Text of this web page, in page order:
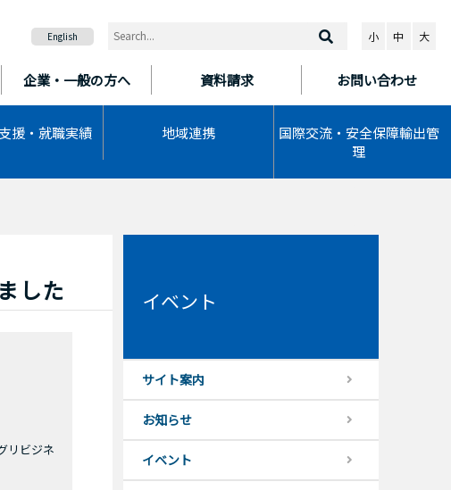
企業・一般の方へ 資料請求 お問い合わせ
援・ 就職実績 地域連携
国際交流・安全保障輸出管
理
English 小 中 大
した
リビジネ
イベント
サイト案内
お知らせ
イベント